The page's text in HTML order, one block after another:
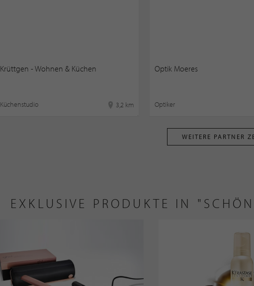
Krüttgen - Wohnen & Küchen
Küchenstudio 3,2 km
Optik Moeres
Optiker
WEITERE PARTNER
EXKLUSIVE PRODUKTE IN